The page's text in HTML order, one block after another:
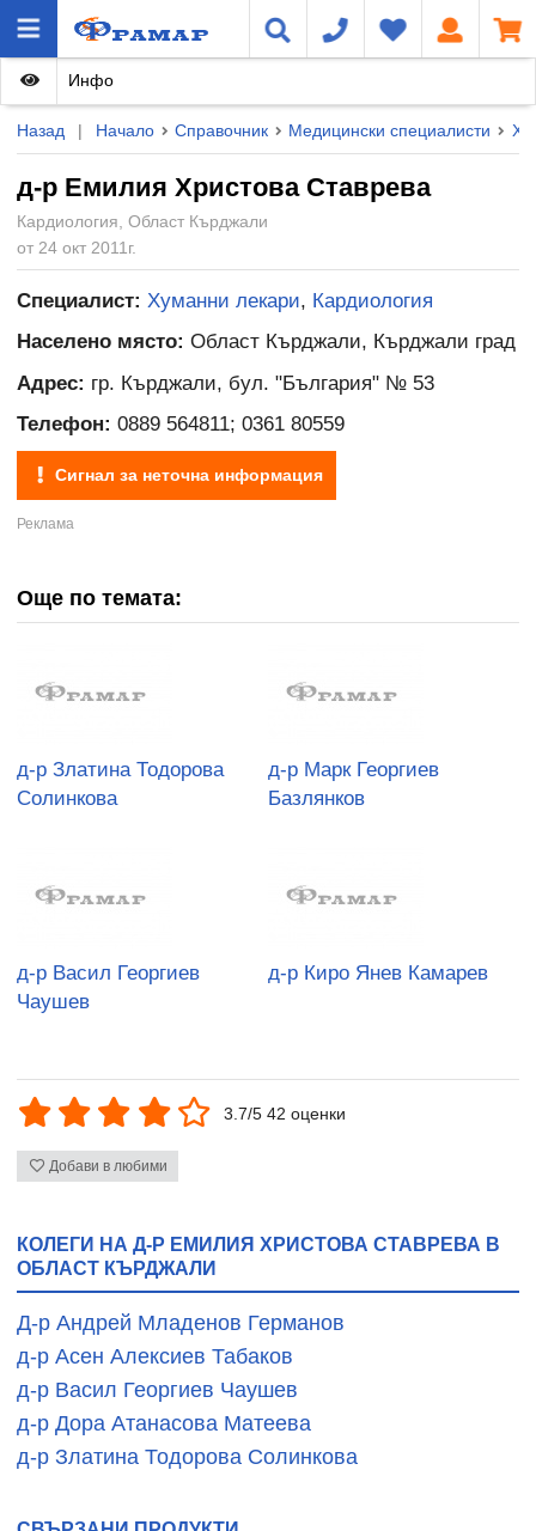
Назад | Начало Справочник Медицински специалисти
д-р Емилия Христова Ставрева
Кардиология, Област Кърджали
от 24 окт 2011г.
Инфо
Специалист: Хуманни лекари, Кардиология
Населено място: Област Кърджали, Кърджали град
Адрес: гр. Кърджали, бул. "България" № 53
Телефон: 0889 564811; 0361 80559
Сигнал за неточна информация
Още по темата:
д-р Златина Тодорова
Солинкова
д-р Марк Георгиев
Базлянков
д-р Васил Георгиев
Чаушев
д-р Киро Янев Камарев
3.7/5 42 оценки
Добави в любими
КОЛЕГИ НА Д-Р ЕМИЛИЯ ХРИСТОВА СТАВРЕВА В
ОБЛАСТ КЪРДЖАЛИ
Д-р Андрей Младенов Германов
д-р Асен Алексиев Табаков
д-р Васил Георгиев Чаушев
д-р Дора Атанасова Матеева
д-р Златина Тодорова Солинкова